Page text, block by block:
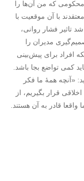
که من آن‌ها را
با آن موقعیت با
تاثیر فشار روانی،
مدیران را
افراد برای پیش‌بینی
کمی تواضع بجا باشد.
«آنچه همۀ ما فکر
قرار بگیریم، از
واقعا قادر به آن هستند.